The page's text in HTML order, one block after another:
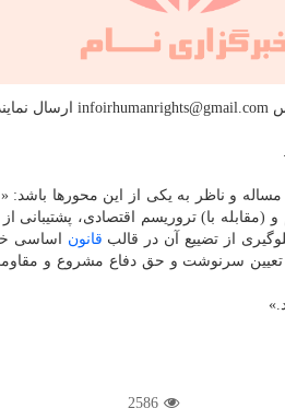
و ناظر به یکی از این محورها باشد: «
۱۹ و (دفاع از) حق سلامت، تحریم و (مقابله با) تروریسم اقتصادی،
از تضییع آن در قالب قانون اساسی
سرنوشت و حق دفاع مشروع و
2586